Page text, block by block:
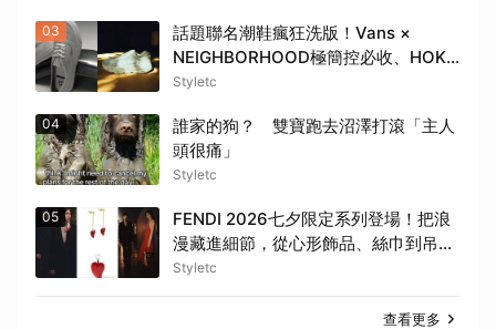
03
話題聯名潮鞋瘋狂洗版！Vans ×
NEIGHBORHOOD極簡控必收、HOKA
× BEAMS根本穿上腳的藝術品
Styletc
04
誰家的狗？ 雙寶跑去沼澤打滾「主人
頭很痛」
Styletc
05
FENDI 2026七夕限定系列登場！把浪
漫藏進細節，從心形飾品、絲巾到吊飾
都讓人一眼心動
Styletc
查看更多